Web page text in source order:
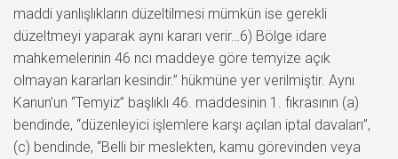
maddi yanlışlıkların düzeltilmesi mümkün ise gerekli
düzeltmeyi yaparak aynı kararı verir…6) Bölge idare
mahkemelerinin 46 ncı maddeye göre temyize açık
olmayan kararları kesindir.” hükmüne yer verilmiştir. Aynı
Kanun’un “Temyiz” başlıklı 46. maddesinin 1. fıkrasının (a)
bendinde, “düzenleyici işlemlere karşı açılan iptal davaları”,
(c) bendinde, “Belli bir meslekten, kamu görevinden veya